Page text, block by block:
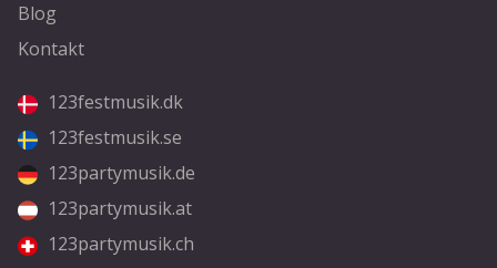
Blog
Kontakt
123festmusik.dk
123festmusik.se
123partymusik.de
123partymusik.at
123partymusik.ch